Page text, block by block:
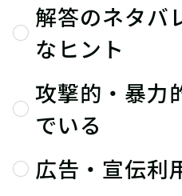
解答のネタバ
なヒント
攻撃的・暴力
でいる
広告・宣伝利